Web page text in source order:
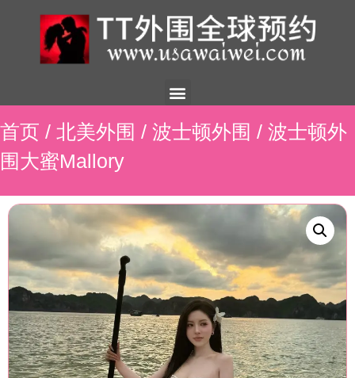
首页 / 北美外围 / 波士顿外围 / 波士顿外
围大蜜Mallory